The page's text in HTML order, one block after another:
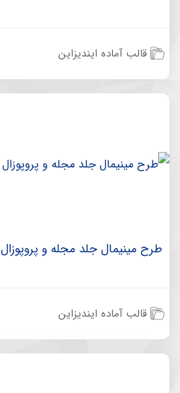
قالب آماده ایندیزاین
طرح مینیمال جلد مجله و پروپوزال
قالب آماده ایندیزاین